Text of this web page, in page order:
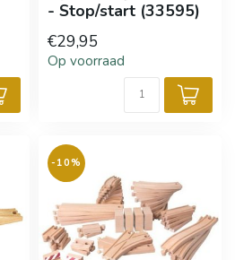
- Stop/start (33595)
€29,95
Op voorraad
-10%